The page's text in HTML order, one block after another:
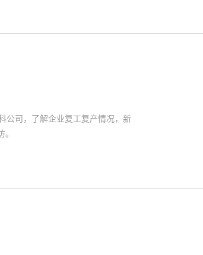
公司，了解企业复工复产情况，新